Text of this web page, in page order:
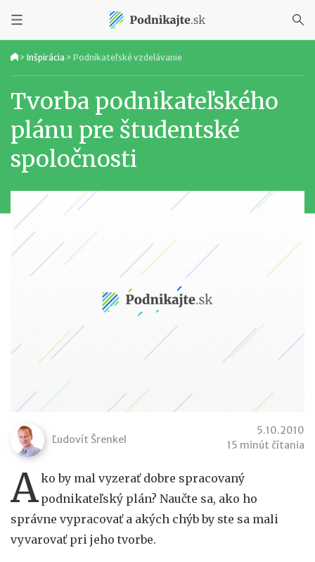
> Inšpirácia > Podnikateľské vzdelávanie
Tvorba podnikateľského
plánu pre študentské
spoločnosti
Ľudovít Šrenkel
5.10.2010
15 minút čítania
Ako by mal vyzerať dobre spracovaný
podnikateľský plán? Naučte sa, ako ho
správne vypracovať a akých chýb by ste sa mali
vyvarovať pri jeho tvorbe.